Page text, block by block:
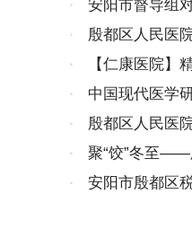
个手术间同时运
·
安阳市督导组
幼工作进行督导
·
殷都区人民医
警示教育专题学
·
【仁康医院】
面“锦旗”含深情
·
中国现代医学
·
殷都区人民医
长全年工作总结
·
聚“饺”冬至——
织开展冬至包饺
·
安阳市殷都区